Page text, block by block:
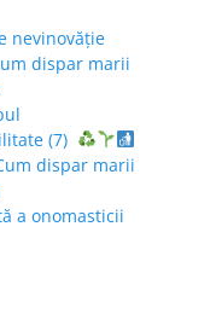
nevinovăție
dispar marii
(7)
dispar marii
a onomasticii